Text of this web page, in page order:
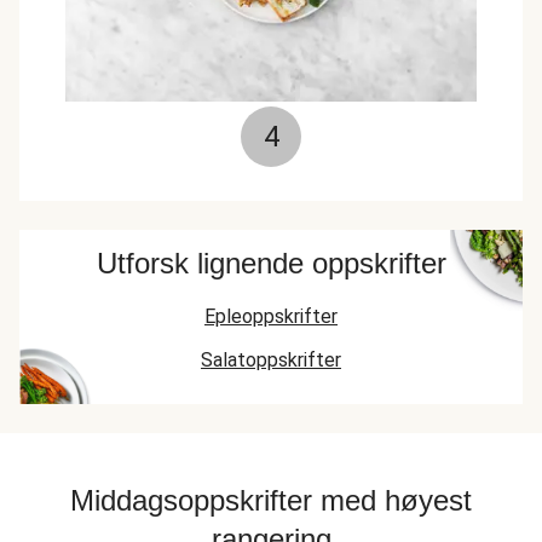
4
Utforsk lignende oppskrifter
Epleoppskrifter
Salatoppskrifter
Middagsoppskrifter med høyest